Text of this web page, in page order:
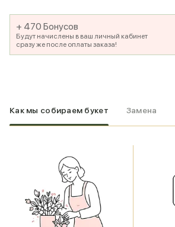
+ 470 Бонусов
Будут начислены в ваш личный кабинет
сразу же после оплаты заказа!
Как мы собираем букет Замена